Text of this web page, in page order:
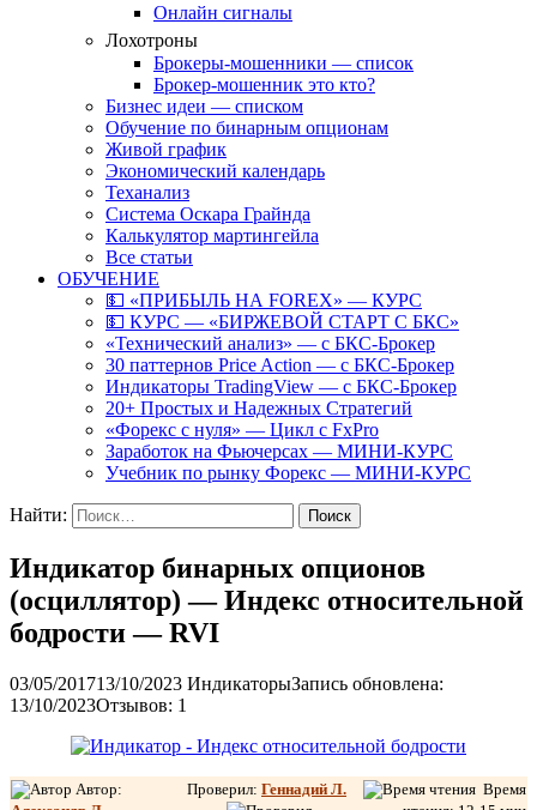
Онлайн сигналы
Лохотроны
Брокеры-мошенники — список
Брокер-мошенник это кто?
Бизнес идеи — списком
Обучение по бинарным опционам
Живой график
Экономический календарь
Теханализ
Система Оскара Грайнда
Калькулятор мартингейла
Все статьи
ОБУЧЕНИЕ
💵 «ПРИБЫЛЬ НА FOREX» — КУРС
💵 КУРС — «БИРЖЕВОЙ СТАРТ С БКС»
«Технический анализ» — с БКС-Брокер
30 паттернов Price Action — с БКС-Брокер
Индикаторы TradingView — с БКС-Брокер
20+ Простых и Надежных Стратегий
«Форекс с нуля» — Цикл с FxPro
Заработок на Фьючерсах — МИНИ-КУРС
Учебник по рынку Форекс — МИНИ-КУРС
Найти:
Индикатор бинарных опционов
(осциллятор) — Индекс относительной
бодрости — RVI
03/05/201713/10/2023 ИндикаторыЗапись обновлена:
13/10/2023Отзывов: 1
Автор:
Проверил: Геннадий Л.
Время